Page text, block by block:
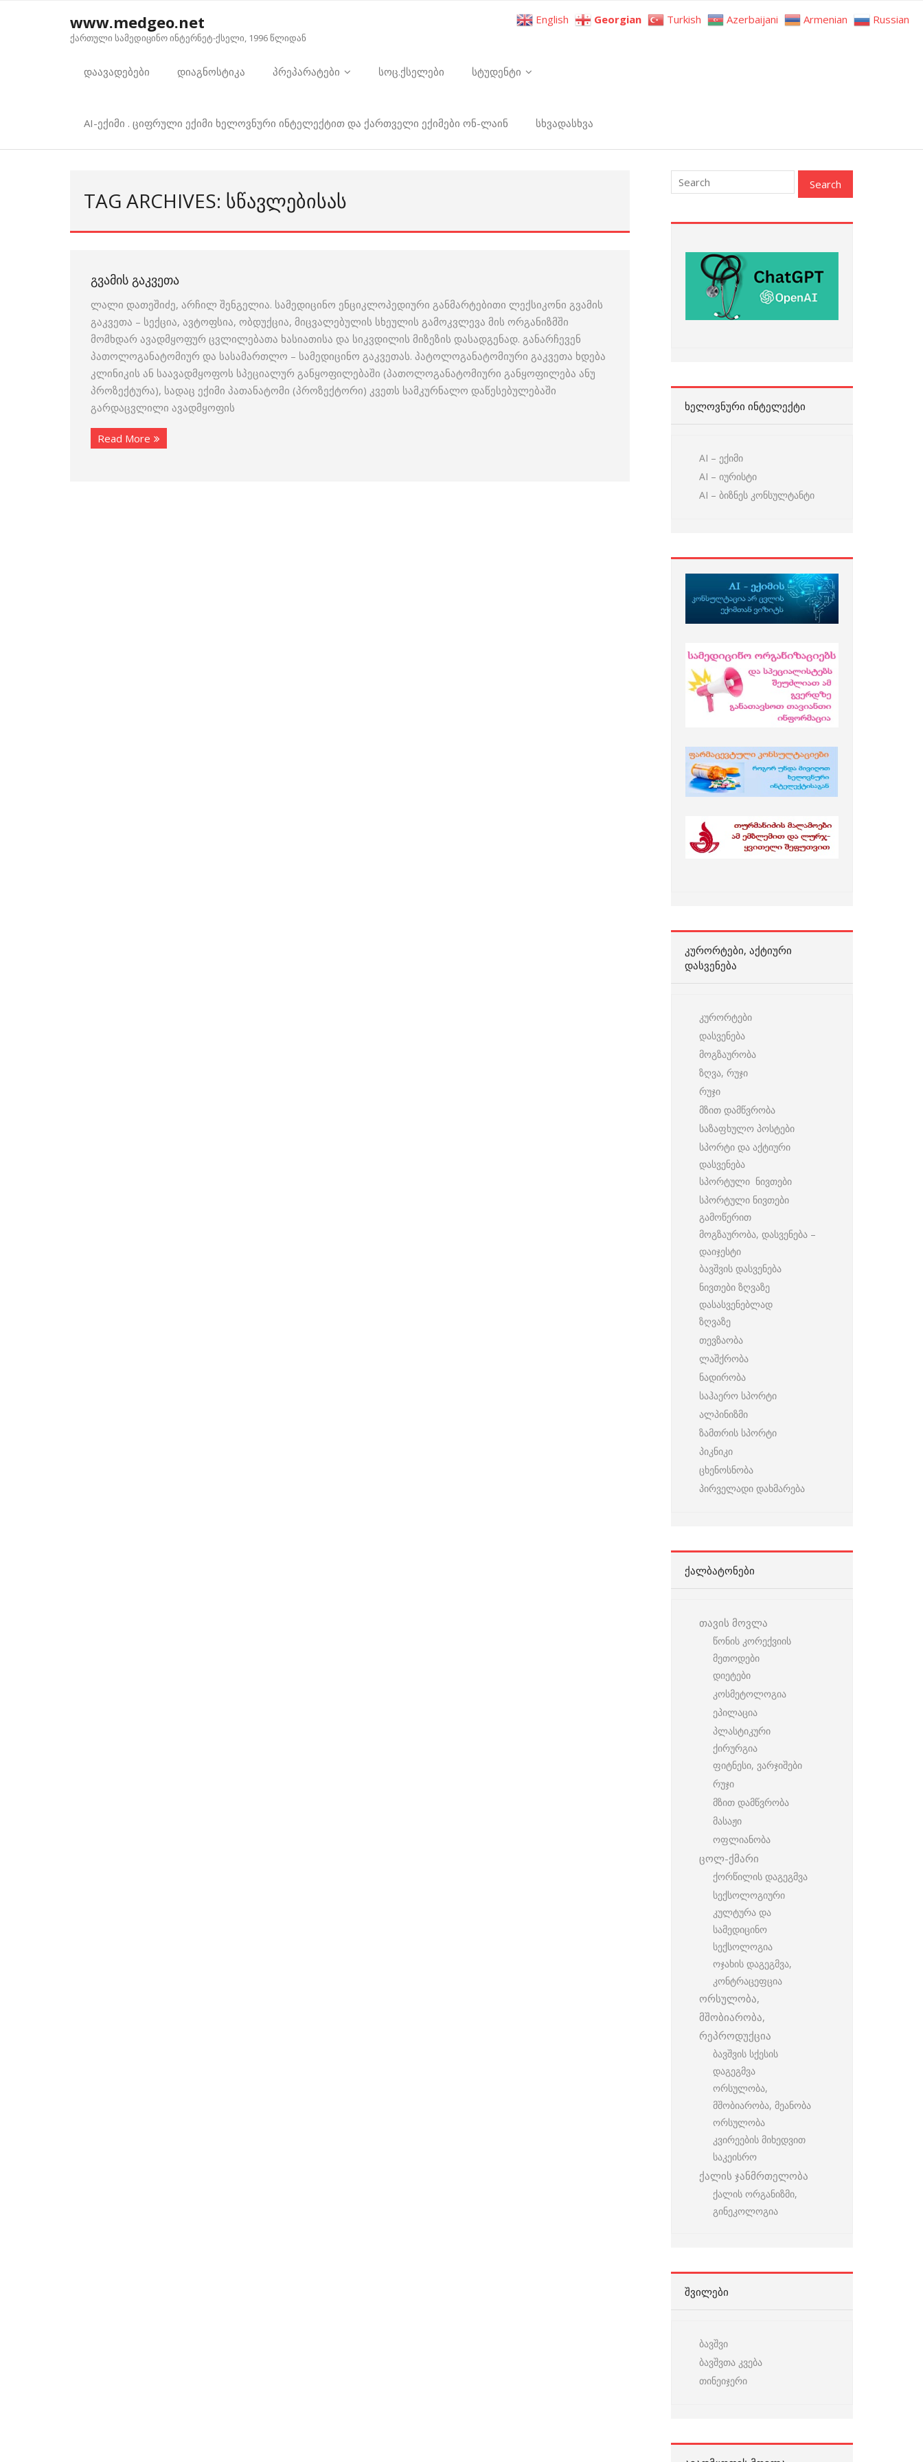
www.medgeo.net
ქართული სამედიცინო ინტერნეტ-ქსელი, 1996 წლიდან
დაავადებები დიაგნოსტიკა პრეპარატები სოც.ქსელები სტუდენტი
AI-ექიმი . ციფრული ექიმი ხელოვნური ინტელექტით და ქართველი ექიმები ონ-ლაინ სხვადასხვა
TAG ARCHIVES: ᲡᲬᲐᲕᲚᲔᲑᲘᲡᲐᲡ
ᲒᲕᲐᲛᲘᲡ ᲒᲐᲙᲕᲔᲗᲐ
ლალი დათეშიძე, არჩილ შენგელია. სამედიცინო ენციკლოპედიური განმარტებითი ლექსიკონი გვამის
გაკვეთა – სექცია, ავტოფსია, ობდუქცია, მიცვალებულის სხეულის გამოკვლევა მის ორგანიზმში
მომხდარ ავადმყოფურ ცვლილებათა ხასიათისა და სიკვდილის მიზეზის დასადგენად. განარჩევენ
პათოლოგანატომიურ და სასამართლო – სამედიცინო გაკვეთას. პატოლოგანატომიური გაკვეთა ხდება
კლინიკის ან საავადმყოფოს სპეციალურ განყოფილებაში (პათოლოგანატომიური განყოფილება ანუ
პროზექტურა), სადაც ექიმი პათანატომი (პროზექტორი) კვეთს სამკურნალო დაწესებულებაში
გარდაცვლილი ავადმყოფის
Read More
ᲮᲔᲚᲝᲕᲜᲣᲠᲘ ᲘᲜᲢᲔᲚᲔᲥᲢᲘ
AI – ექიმი
AI – იურისტი
AI – ბიზნეს კონსულტანტი
ᲙᲣᲠᲝᲠᲢᲔᲑᲘ, ᲐᲥᲢᲘᲣᲠᲘ
ᲓᲐᲡᲕᲔᲜᲔᲑᲐ
კურორტები
დასვენება
მოგზაურობა
ზღვა, რუჯი
რუჯი
მზით დამწვრობა
საზაფხულო პოსტები
სპორტი და აქტიური
დასვენება
სპორტული ნივთები
სპორტული ნივთები
გამოწერით
მოგზაურობა, დასვენება –
დაიჯესტი
ბავშვის დასვენება
ნივთები ზღვაზე
დასასვენებლად
ზღვაზე
თევზაობა
ლაშქრობა
ნადირობა
საჰაერო სპორტი
ალპინიზმი
ზამთრის სპორტი
პიკნიკი
ცხენოსნობა
პირველადი დახმარება
ᲥᲐᲚᲑᲐᲢᲝᲜᲔᲑᲘ
თავის მოვლა
წონის კორექვიის
მეთოდები
დიეტები
კოსმეტოლოგია
ეპილაცია
პლასტიკური
ქირურგია
ფიტნესი, ვარჯიშები
რუჯი
მზით დამწვრობა
მასაჟი
ოფლიანობა
ცოლ-ქმარი
ქორწილის დაგეგმვა
სექსოლოგიური
კულტურა და
სამედიცინო
სექსოლოგია
ოჯახის დაგეგმვა,
კონტრაცეფცია
ორსულობა,
მშობიარობა,
რეპროდუქცია
ბავშვის სქესის
დაგეგმვა
ორსულობა,
მშობიარობა, მეანობა
ორსულობა
კვირეების მიხედვით
საკეისრო
ქალის ჯანმრთელობა
ქალის ორგანიზმი,
გინეკოლოგია
ᲨᲕᲘᲚᲔᲑᲘ
ბავშვი
ბავშვთა კვება
თინეიჯერი
English Georgian Turkish Azerbaijani Armenian Russian